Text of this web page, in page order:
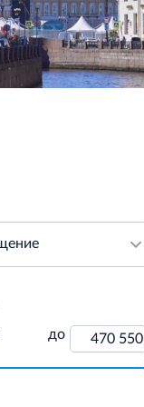
до 470 550